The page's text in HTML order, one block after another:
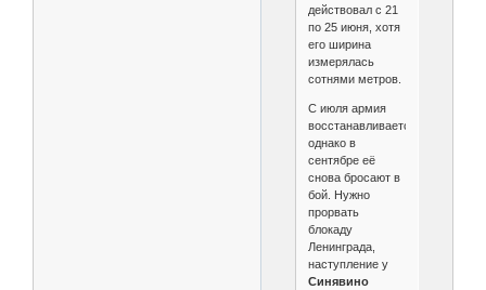
действовал с 21
по 25 июня, хотя
его ширина
измерялась
сотнями метров.
С июля армия
восстанавливается,
однако в
сентябре её
снова бросают в
бой. Нужно
прорвать
блокаду
Ленинграда,
наступление у
Синявино